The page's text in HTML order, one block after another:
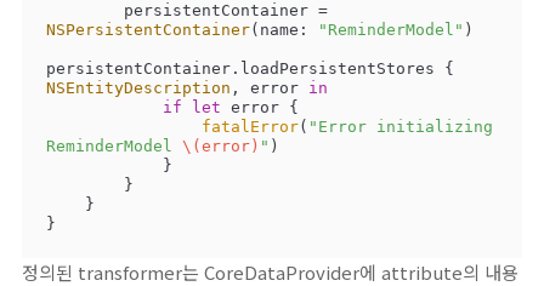
        persistentContainer
=
NSPersistentContainer(name: "ReminderModel" )
NSEntityDescription , error in
if
let error {
fatalError( "Error initializing
ReminderModel \(error) " )
}
정의된 transformer는 CoreDataProvider에 attribute의 내용